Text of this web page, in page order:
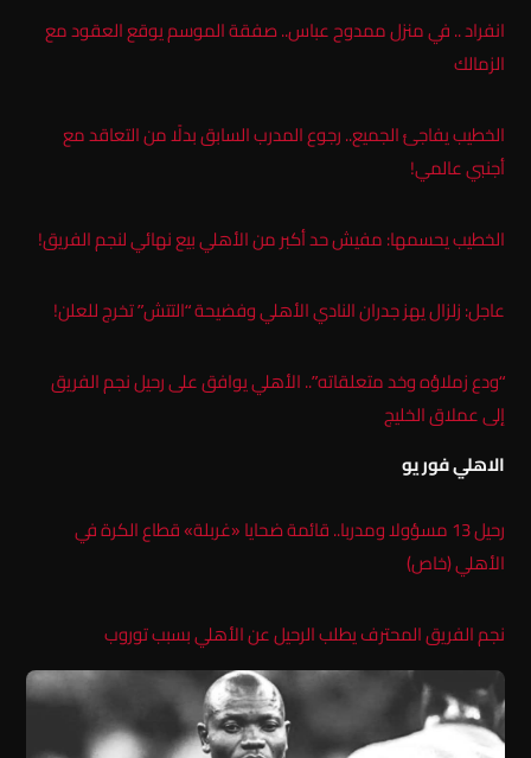
انفراد .. في منزل ممدوح عباس.. صفقة الموسم يوقع العقود مع
الزمالك
الخطيب يفاجئ الجميع.. رجوع المدرب السابق بدلًا من التعاقد مع
أجنبي عالمي!
الخطيب يحسمها: مفيش حد أكبر من الأهلي بيع نهائي لنجم الفريق!
عاجل: زلزال يهز جدران النادي الأهلي وفضيحة “التتش” تخرج للعلن!
“ودع زملاؤه وخد متعلقاته”.. الأهلي يوافق على رحيل نجم الفريق
إلى عملاق الخليج
الاهلي فور يو
رحيل 13 مسؤولا ومدربا.. قائمة ضحايا «غربلة» قطاع الكرة في
الأهلي (خاص)
نجم الفريق المحترف يطلب الرحيل عن الأهلي بسبب توروب